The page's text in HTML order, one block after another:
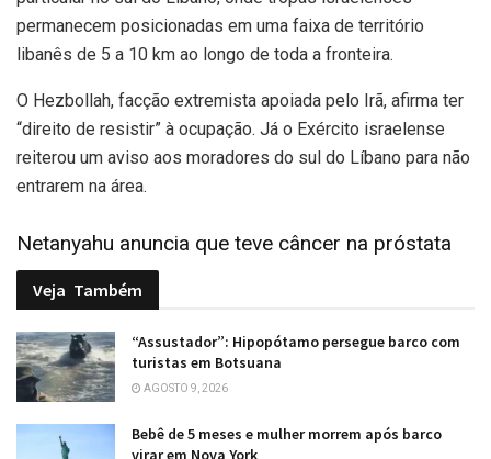
permanecem posicionadas em uma faixa de território
libanês de 5 a 10 km ao longo de toda a fronteira.
O Hezbollah, facção extremista apoiada pelo Irã, afirma ter
“direito de resistir” à ocupação. Já o Exército israelense
reiterou um aviso aos moradores do sul do Líbano para não
entrarem na área.
Netanyahu anuncia que teve câncer na próstata
Veja Também
“Assustador”: Hipopótamo persegue barco com
turistas em Botsuana
AGOSTO 9, 2026
Bebê de 5 meses e mulher morrem após barco
virar em Nova York